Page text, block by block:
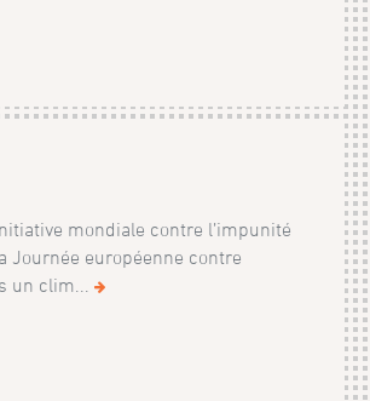
mondiale contre l’impunité
Journée européenne contre
un clim...